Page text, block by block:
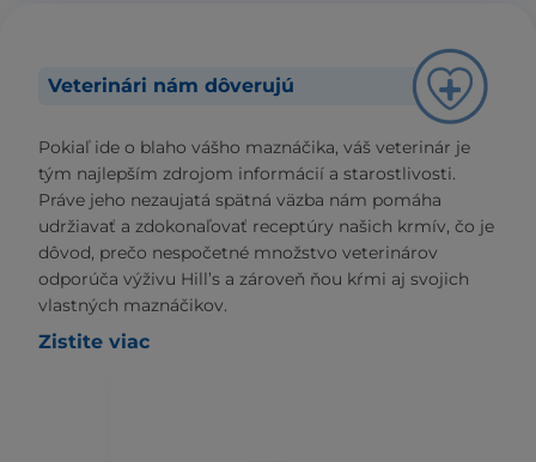
Veterinári nám dôverujú
Pokiaľ ide o blaho vášho maznáčika, váš veterinár je
tým najlepším zdrojom informácií a starostlivosti.
Práve jeho nezaujatá spätná väzba nám pomáha
udržiavať a zdokonaľovať receptúry našich krmív, čo je
dôvod, prečo nespočetné množstvo veterinárov
odporúča výživu Hill’s a zároveň ňou kŕmi aj svojich
vlastných maznáčikov.
Zistite viac